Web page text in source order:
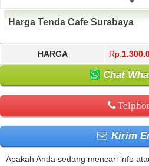
Harga Tenda Cafe Surabaya
HARGA Rp.
Chat
Kirim
Apakah Anda sedang mencari info